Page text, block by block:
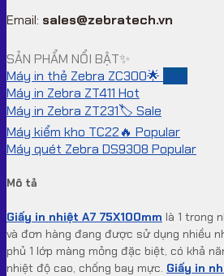
Email: sales@zebratech.vn
SẢN PHẨM NỔI BẬT✨
Máy in thẻ Zebra ZC300🌟
Máy in Zebra ZT411
Máy in Zebra ZT231🏷️
Máy kiểm kho TC22🔥
Máy quét Zebra DS9308
Mô tả
Giấy in nhiệt A7 75X100mm là 1 trong
và đơn hàng đang được sử dụng nhiều
phủ 1 lớp màng mỏng đặc biệt, có khả
nhiệt độ cao, chống bay mực. Giấy in